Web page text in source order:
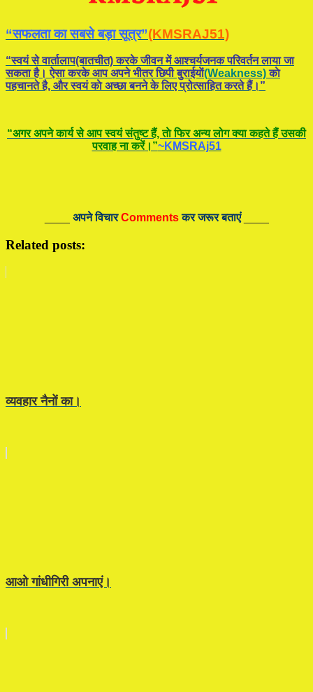
“सफलता का सबसे बड़ा सूत्र”(KMSRAJ51)
“स्वयं से वार्तालाप(बातचीत) करके जीवन में आश्चर्यजनक परिवर्तन लाया जा
सकता है। ऐसा करके आप अपने भीतर छिपी बुराईयाें(Weakness)काे
पहचानते है, और स्वयं काे अच्छा बनने के लिए प्रोत्साहित करते हैं।”
“अगर अपने कार्य से आप स्वयं संतुष्ट हैं, ताे फिर अन्य लोग क्या कहते हैं उसकी
परवाह ना करें।”~KMSRAj51
अपने विचारCommentsकर जरूर बताएं____
Related posts:
व्यवहार नैनों का।
आओ गांधीगिरी अपनाएं।